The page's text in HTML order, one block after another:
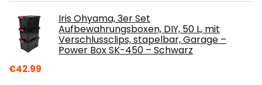
Iris Ohyama, 3er Set
Aufbewahrungsboxen, DIY, 50 L, mit
Verschlussclips, stapelbar, Garage –
Power Box SK-450 – Schwarz
€42.99